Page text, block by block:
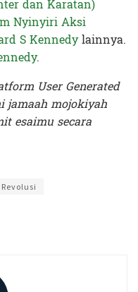
dan Karatan)
Nyinyiri Aksi
S Kennedylainnya.
.
User Generated
jamaah mojokiyah
esaimu secara
Revolusi